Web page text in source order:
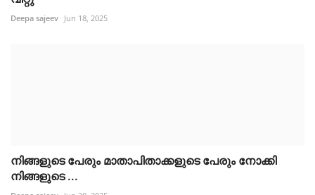
Deepa sajeev Jun 18, 2025
നിങ്ങളുടെ പേരും മാതാപിതാക്കളുടെ പേരും നോക്കി
നിങ്ങളുടെ ...